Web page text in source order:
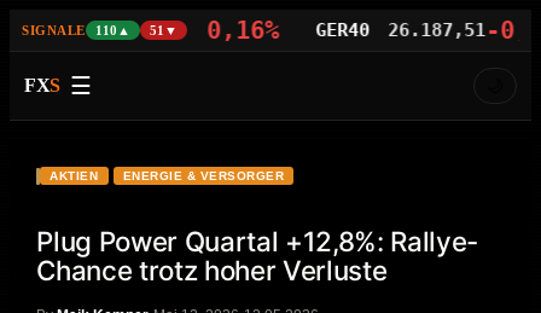
SIGNALE 110▲ 51▼
29.413,96-0,16% GER40 26.187,51-0,05%
FXS ☰
PLUG
AKTIEN ENERGIE & VERSORGER
Plug Power Quartal +12,8%: Rallye-
Chance trotz hoher Verluste